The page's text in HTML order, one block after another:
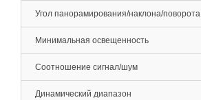
Угол панорамирования/наклона/поворота
Минимальная освещенность
Соотношение сигнал/шум
Динамический диапазон